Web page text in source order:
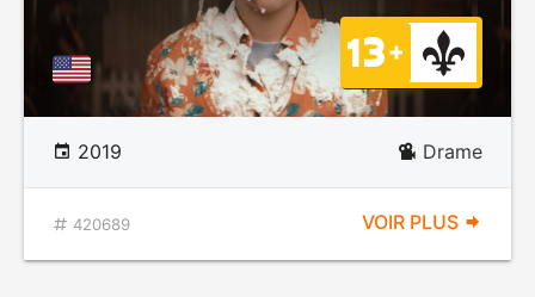
2019 Drame
420689 VOIR PLUS